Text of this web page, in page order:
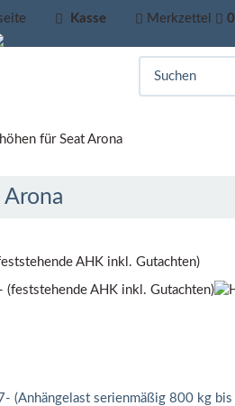
Kasse Merkzettel 0
für Seat Arona
AHK inkl. Gutachten)
(Anhängelast serienmäßig 800 kg bis